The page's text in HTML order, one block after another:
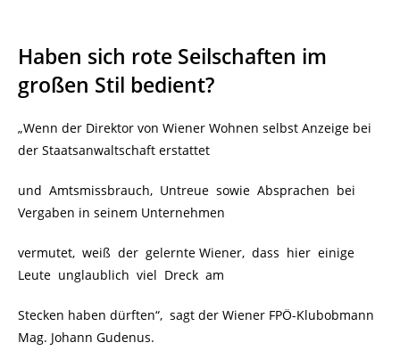
Haben sich rote Seilschaften im
großen Stil bedient?
„Wenn der Direktor von Wiener Wohnen selbst Anzeige bei
der Staatsanwaltschaft erstattet
und Amtsmissbrauch, Untreue sowie Absprachen bei
Vergaben in seinem Unternehmen
vermutet, weiß der gelernte Wiener, dass hier einige
Leute unglaublich viel Dreck am
Stecken haben dürften“, sagt der Wiener FPÖ-Klubobmann
Mag. Johann Gudenus.